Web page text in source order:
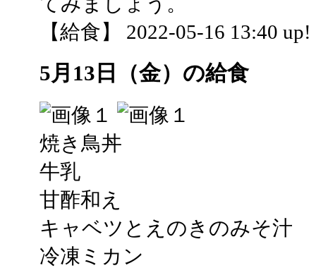
【給食】 2022-05-16 13:40 up!
5月13日（金）の給食
焼き鳥丼
牛乳
甘酢和え
キャベツとえのきのみそ汁
冷凍ミカン